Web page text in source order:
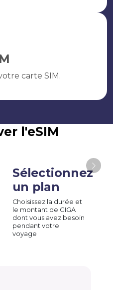
carte SIM.
l'eSIM
Sélectionnez
un plan
Choisissez la durée et
le montant de GIGA
dont vous avez besoin
pendant votre
voyage